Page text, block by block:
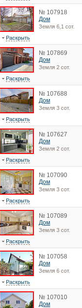
№ 107918
Дом
Земля 6,1 сот.
Раскрыть
№ 107869
Дом
Земля 2 сот.
Раскрыть
№ 107688
Дом
Земля 3 сот.
Раскрыть
№ 107627
Дом
Земля 2 сот.
Раскрыть
№ 107090
Дом
Земля 3 сот.
Раскрыть
№ 107089
Дом
Земля 3 сот.
Раскрыть
№ 107058
Дом
Земля 6 сот.
Раскрыть
№ 107010
Дом